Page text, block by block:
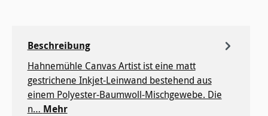
Beschreibung
Hahnemühle Canvas Artist ist eine matt
gestrichene Inkjet-Leinwand bestehend aus
einem Polyester-Baumwoll-Mischgewebe. Die
n… Mehr